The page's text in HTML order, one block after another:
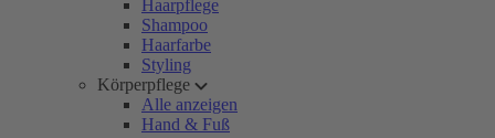
Haarpflege
Shampoo
Haarfarbe
Styling
Körperpflege
Alle anzeigen
Hand & Fuß